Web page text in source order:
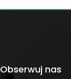
Obserwuj nas